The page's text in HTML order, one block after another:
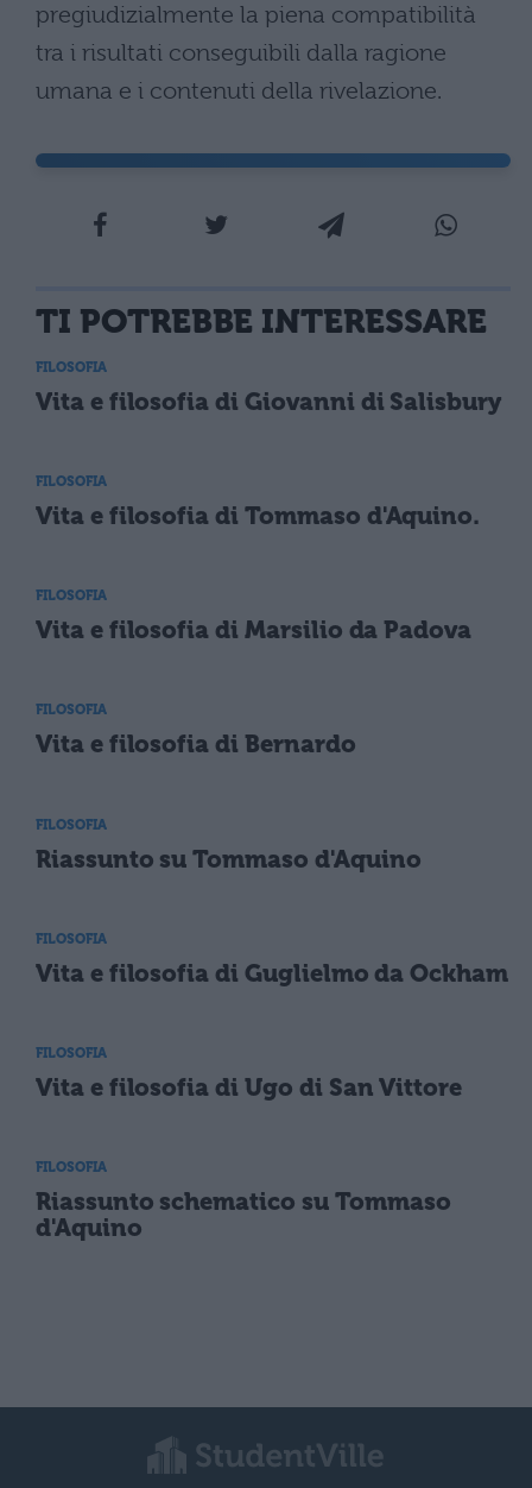
pregiudizialmente la piena compatibilità
tra i risultati conseguibili dalla ragione
umana e i contenuti della rivelazione.
TI POTREBBE INTERESSARE
FILOSOFIA
Vita e filosofia di Giovanni di Salisbury
FILOSOFIA
Vita e filosofia di Tommaso d'Aquino.
FILOSOFIA
Vita e filosofia di Marsilio da Padova
FILOSOFIA
Vita e filosofia di Bernardo
FILOSOFIA
Riassunto su Tommaso d'Aquino
FILOSOFIA
Vita e filosofia di Guglielmo da Ockham
FILOSOFIA
Vita e filosofia di Ugo di San Vittore
FILOSOFIA
Riassunto schematico su Tommaso
d'Aquino